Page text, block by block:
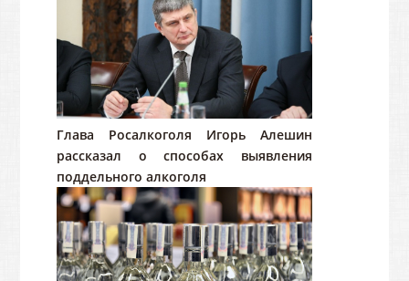
Глава Росалкоголя Игорь Алешин
рассказал о способах выявления
поддельного алкоголя